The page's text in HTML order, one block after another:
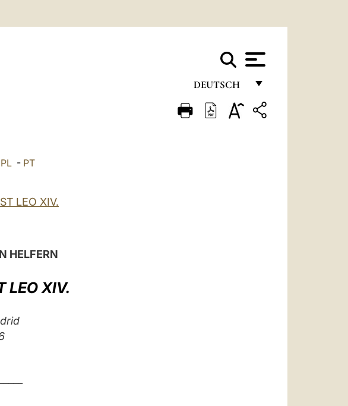
DEUTSCH
FRANÇAIS
PL - PT
LEO XIV.
HELFERN
LEO XIV.